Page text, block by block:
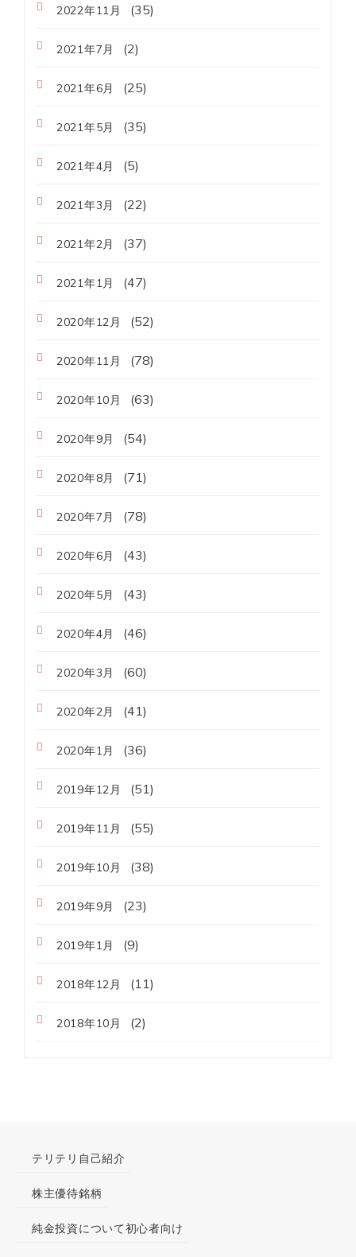
2022年11月 (35)
2021年7月 (2)
2021年6月 (25)
2021年5月 (35)
2021年4月 (5)
2021年3月 (22)
2021年2月 (37)
2021年1月 (47)
2020年12月 (52)
2020年11月 (78)
2020年10月 (63)
2020年9月 (54)
2020年8月 (71)
2020年7月 (78)
2020年6月 (43)
2020年5月 (43)
2020年4月 (46)
2020年3月 (60)
2020年2月 (41)
2020年1月 (36)
2019年12月 (51)
2019年11月 (55)
2019年10月 (38)
2019年9月 (23)
2019年1月 (9)
2018年12月 (11)
2018年10月 (2)
テリテリ自己紹介
株主優待銘柄
純金投資について初心者向け